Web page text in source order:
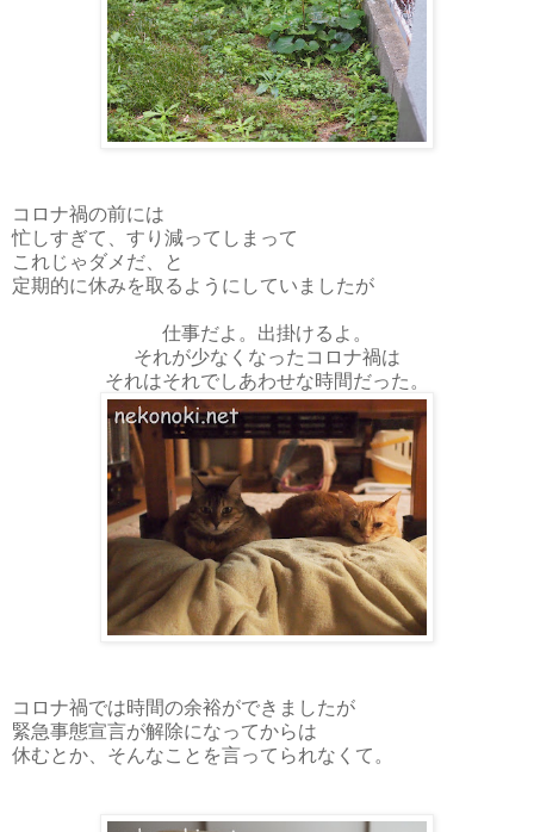
コロナ禍の前には
忙しすぎて、すり減ってしまって
これじゃダメだ、と
定期的に休みを取るようにしていましたが
仕事だよ。出掛けるよ。
それが少なくなったコロナ禍は
それはそれでしあわせな時間だった。
コロナ禍では時間の余裕ができましたが
緊急事態宣言が解除になってからは
休むとか、そんなことを言ってられなくて。